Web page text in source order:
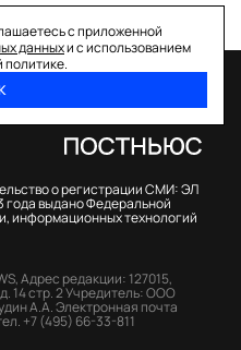
с приложенной
данныхи с использованием
политике.
о регистрации СМИ: ЭЛ
года выдано Федеральной
информационных технологий
Адрес редакции: 127015,
14 стр. 2Учредитель: ООО
А.А.Электронная почта
+7 (495) 66-33-811